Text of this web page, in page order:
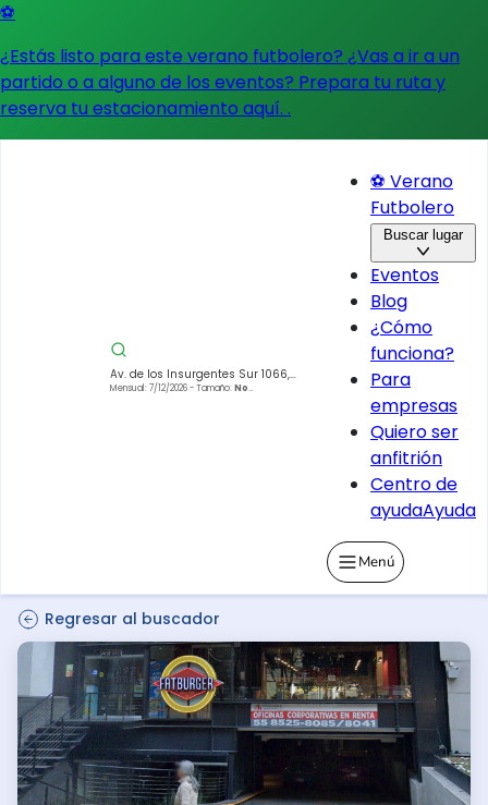
⚽
¿Estás listo para este verano futbolero? ¿Vas a ir a un
partido o a alguno de los eventos? Prepara tu ruta y
reserva tu estacionamiento aquí. .
Av. de los Insurgentes Sur 1066,
Insurgentes San Borja, Benito
Mensual: 7/12/2026- Tamaño: No
⚽ Verano
Futbolero
Buscar lugar
Eventos
Blog
¿Cómo
funciona?
Para
empresas
Quiero ser
anfitrión
Centro de
ayudaAyuda
Menú
Regresar al buscador